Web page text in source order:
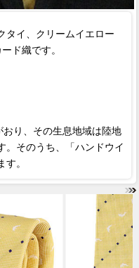
タイ、クリームイエロー
ド織です。
り、その生息地域は陸地
。そのうち、「ハンドウイ
。